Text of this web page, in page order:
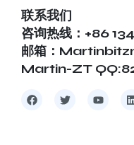
联系我们
咨询热线：+86
邮箱：
Martin-ZT